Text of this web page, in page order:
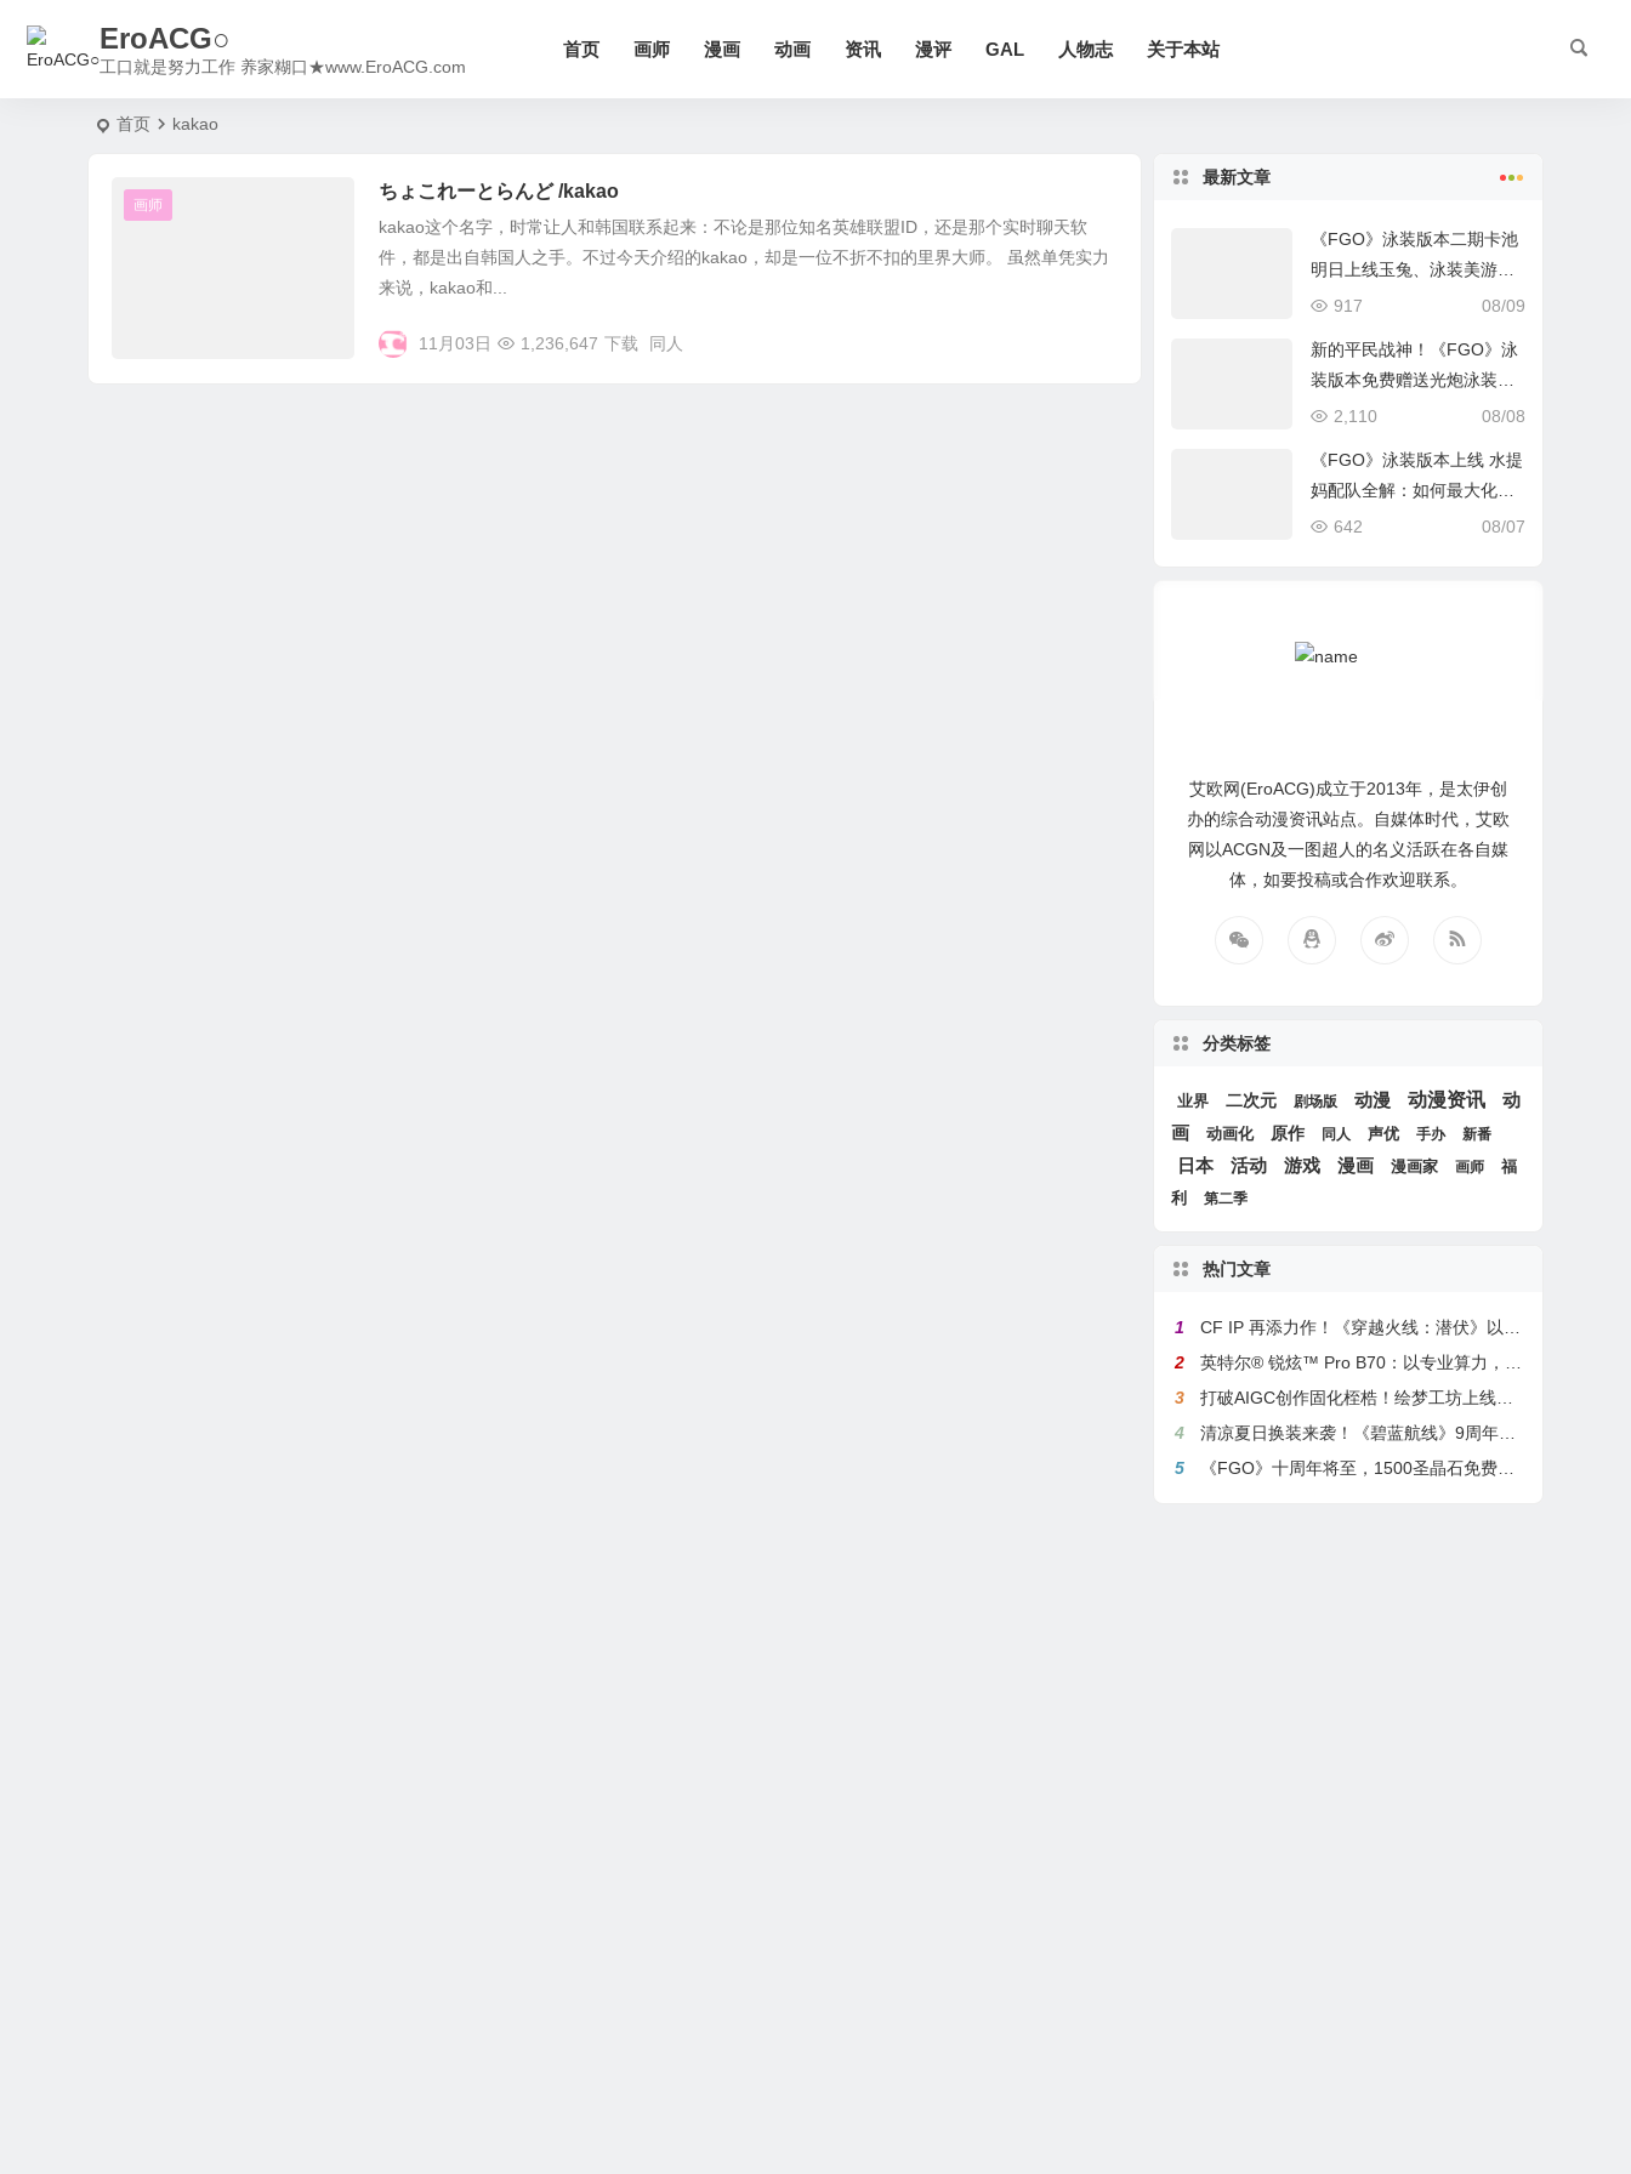
EroACG○
工口就是努力工作 养家糊口★www.EroACG.com
首页 画师 漫画 动画 资讯 漫评 GAL 人物志 关于本站
首页 kakao
画师
ちょこれーとらんど /kakao
kakao这个名字，时常让人和韩国联系起来：不论是那位知名英雄联盟ID，还是那个实时聊天软
件，都是出自韩国人之手。不过今天介绍的kakao，却是一位不折不扣的里界大师。 虽然单凭实力
来说，kakao和...
11月03日 1,236,647 下载 同人
最新文章
《FGO》泳装版本二期卡池
明日上线玉兔、泳装美游角
色解析
08/09
917
新的平民战神！《FGO》泳
装版本免费赠送光炮泳装呼
延灼解析
08/08
2,110
《FGO》泳装版本上线 水提
妈配队全解：如何最大化暴
击收益？
08/07
642
艾欧网(EroACG)成立于2013年，是太伊创
办的综合动漫资讯站点。自媒体时代，艾欧
网以ACGN及一图超人的名义活跃在各自媒
体，如要投稿或合作欢迎联系。
分类标签
业界 二次元 剧场版 动漫 动漫资讯
动
画
动画化 原作 同人 声优 手办 新番
日本 活动 游戏 漫画 漫画家 画师
福
利
第二季
热门文章
1
CF IP 再添力作！《穿越火线：潜伏》以3A叙事重塑战术潜行玩法
2
英特尔® 锐炫™ Pro B70：以专业算力，解锁本地化AI部署与生产力新基准
3
打破AIGC创作固化桎梏！绘梦工坊上线绘梦画布dreamo赋能全场景自由创作
4
清凉夏日换装来袭！《碧蓝航线》9周年庆典活动第二弹今日正式上线
5
《FGO》十周年将至，1500圣晶石免费福利，新老玩家均可解锁